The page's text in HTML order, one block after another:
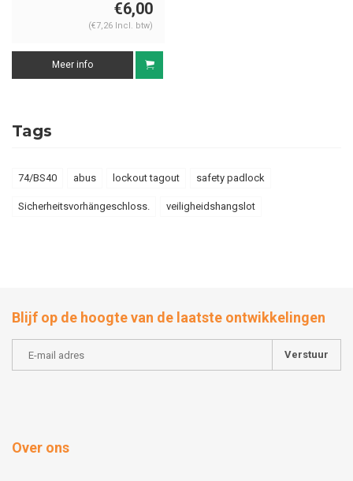
€6,00
(€7,26 Incl. btw)
Meer info
Tags
74/BS40 abus lockout tagout safety padlock
Sicherheitsvorhängeschloss. veiligheidshangslot
Blijf op de hoogte van de laatste ontwikkelingen
Verstuur
Over ons